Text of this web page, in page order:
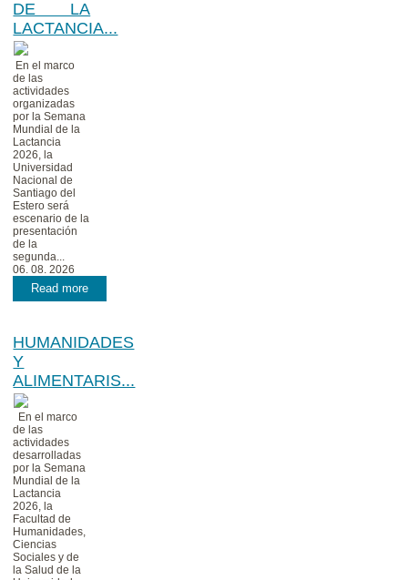
DE LA
LACTANCIA...
En el marco
de las
actividades
organizadas
por la Semana
Mundial de la
Lactancia
2026, la
Universidad
Nacional de
Santiago del
Estero será
escenario de la
presentación
de la
segunda...
06. 08. 2026
Read more
HUMANIDADES
Y
ALIMENTARIS...
En el marco
de las
actividades
desarrolladas
por la Semana
Mundial de la
Lactancia
2026, la
Facultad de
Humanidades,
Ciencias
Sociales y de
la Salud de la